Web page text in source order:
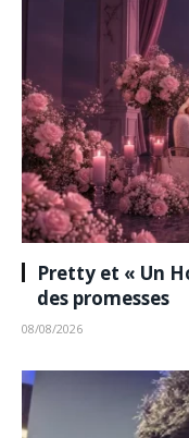
Pretty et « Un
des promesses
08/08/2026